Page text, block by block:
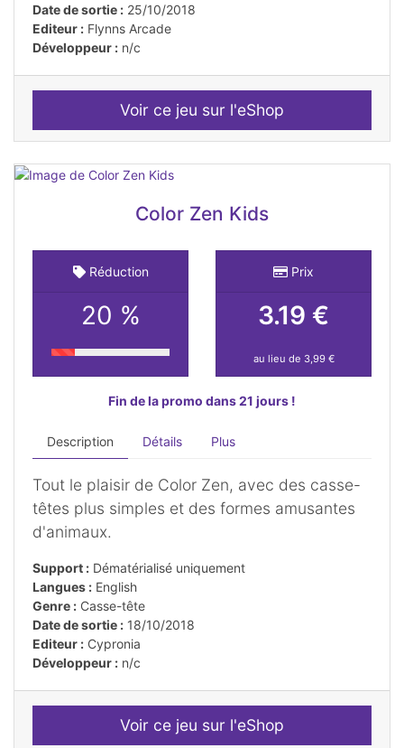
Date de sortie : 25/10/2018
Editeur : Flynns Arcade
Développeur : n/c
Voir ce jeu sur l'eShop
Color Zen Kids
Réduction
20 %
Prix
3.19 €
au lieu de 3,99 €
Fin de la promo dans 21 jours !
Description Détails Plus
Tout le plaisir de Color Zen, avec des casse-
têtes plus simples et des formes amusantes
d'animaux.
Support : Dématérialisé uniquement
Langues : English
Genre : Casse-tête
Date de sortie : 18/10/2018
Editeur : Cypronia
Développeur : n/c
Voir ce jeu sur l'eShop